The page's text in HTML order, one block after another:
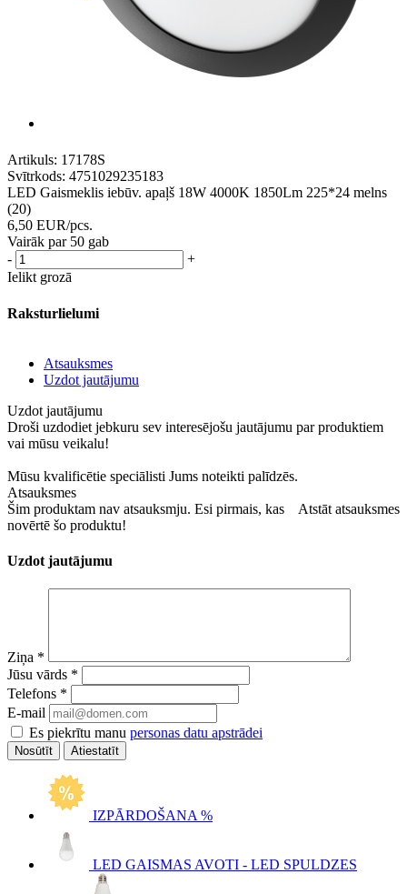
Artikuls: 17178S
Svītrkods: 4751029235183
LED Gaismeklis iebūv. apaļš 18W 4000K 1850Lm 225*24 melns
(20)
6,50 EUR/pcs.
Vairāk par 50 gab
-
+
Ielikt grozā
Raksturlielumi
Atsauksmes
Uzdot jautājumu
Uzdot jautājumu
Droši uzdodiet jebkuru sev interesējošu jautājumu par produktiem
vai mūsu veikalu!
Mūsu kvalificētie speciālisti Jums noteikti palīdzēs.
Atsauksmes
Atstāt atsauksmes
Šim produktam nav atsauksmju. Esi pirmais, kas
novērtē šo produktu!
Uzdot jautājumu
Ziņa *
Jūsu vārds *
Telefons *
E-mail
Es piekrītu manu personas datu apstrādei
Atiestatīt
IZPĀRDOŠANA %
LED GAISMAS AVOTI - LED SPULDZES